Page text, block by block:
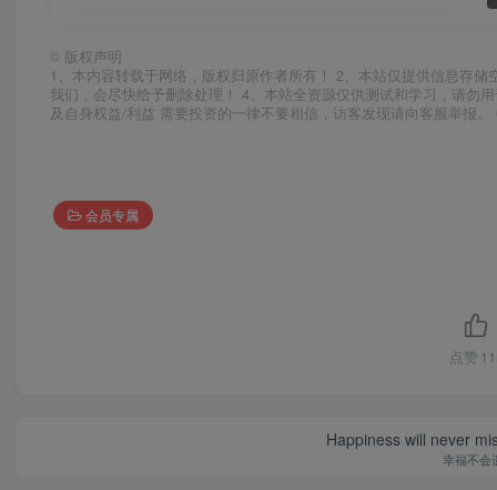
© 版权声明
1、本内容转载于网络，版权归原作者所有！ 2、本站仅提供信息存
我们，会尽快给予删除处理！ 4、本站全资源仅供测试和学习，请勿
及自身权益/利益 需要投资的一律不要相信，访客发现请向客服举报
会员专属
点赞
Happiness will never
幸福不会